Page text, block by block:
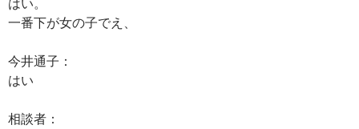
一番下が女の子でえ、
今井通子：
はい
相談者：